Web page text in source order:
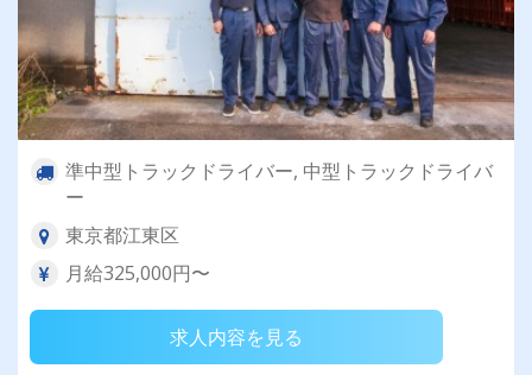
準中型トラックドライバー, 中型トラックドライバ
ー
東京都江東区
月給325,000円〜
求人内容を見る